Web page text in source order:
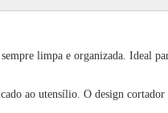
limpa e organizada. Ideal
ao utensílio. O design cortador